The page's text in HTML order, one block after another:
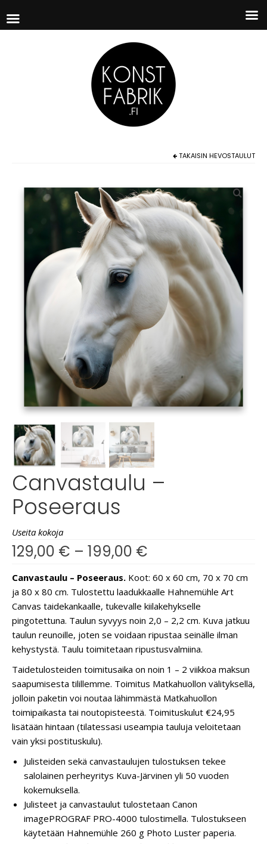
TAKAISIN HEVOSTAULUT
Canvastaulu –
Poseeraus
Useita kokoja
129,00 € – 199,00 €
Canvastaulu – Poseeraus. Koot: 60 x 60 cm, 70 x 70 cm
ja 80 x 80 cm. Tulostettu laadukkaalle Hahnemühle Art
Canvas taidekankaalle, tukevalle kiilakehykselle
pingotettuna. Taulun syvyys noin 2,0 – 2,2 cm. Kuva jatkuu
taulun reunoille, joten se voidaan ripustaa seinälle ilman
kehystystä. Taulu toimitetaan ripustusvalmiina.
Taidetulosteiden toimitusaika on noin 1 – 2 viikkoa maksun
saapumisesta tilillemme. Toimitus Matkahuollon välityksellä,
jolloin paketin voi noutaa lähimmästä Matkahuollon
toimipaikasta tai noutopisteestä. Toimituskulut €24,95
lisätään hintaan (tilatessasi useampia tauluja veloitetaan
vain yksi postituskulu).
Julisteiden sekä canvastaulujen tulostuksen tekee
salolainen perheyritys Kuva-Järvinen yli 50 vuoden
kokemuksella.
Julisteet ja canvastaulut tulostetaan Canon
imagePROGRAF PRO-4000 tulostimella. Tulostukseen
käytetään Hahnemühle 260 g Photo Luster paperia.